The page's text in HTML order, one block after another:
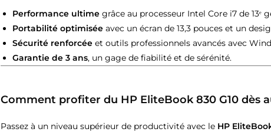
Performance ultime grâce au processeur Intel Core i7 de 13ᵉ
Portabilité optimisée avec un écran de 13,3 pouces et un
Sécurité renforcée et outils professionnels avancés avec
Garantie de 3 ans, un gage de fiabilité et de sérénité.
Comment profiter du HP EliteBook 830 G10 dès
Passez à un niveau supérieur de productivité avec le HP